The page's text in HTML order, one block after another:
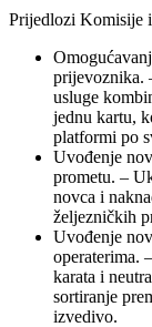
Prijedlozi Komisije
prijevoznika.
usluge
jednu kartu,
platformi po
Uvođenje
prometu. –
novca i
željezničkih
Uvođenje
operaterima.
karata i
sortiranje
izvedivo.